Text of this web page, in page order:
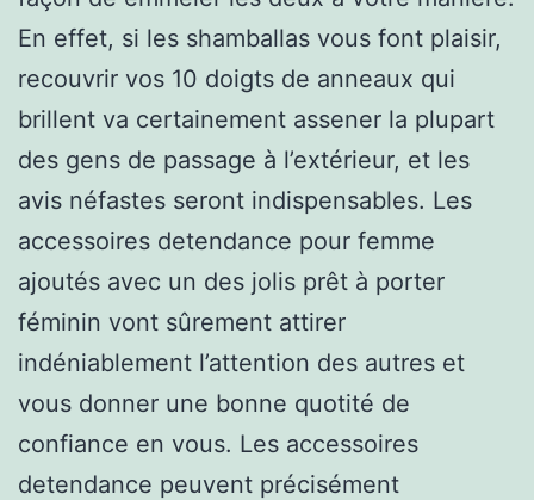
En effet, si les shamballas vous font plaisir,
recouvrir vos 10 doigts de anneaux qui
brillent va certainement assener la plupart
des gens de passage à l’extérieur, et les
avis néfastes seront indispensables. Les
accessoires detendance pour femme
ajoutés avec un des jolis prêt à porter
féminin vont sûrement attirer
indéniablement l’attention des autres et
vous donner une bonne quotité de
confiance en vous. Les accessoires
detendance peuvent précisément